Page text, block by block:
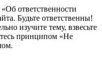
ответственности
Будьте ответственны!
изучите тему, взвесьте
принципом «Не